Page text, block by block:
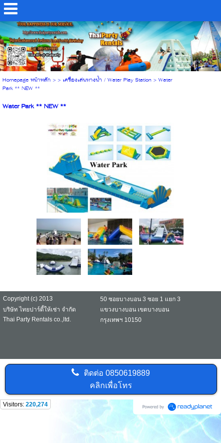
Homepage หน้าหลัก > > เครื่องเล่นทางน้ำ / Water Play Station> Water
Park ** NEW **
Water Park ** NEW **
Copyright (c) 2013
50 ซอยบางบอน 3 ซอย 1 แยก 3
บริษัท ไทยปาร์ตี้ให้เช่า จำกัด
แขวงบางบอน เขตบางบอน
Thai Party Rentals co.,ltd.
กรุงเทพฯ 10150
ติดต่อ0850619889
คลิกเพื่อโทร
Visitors: 220,274